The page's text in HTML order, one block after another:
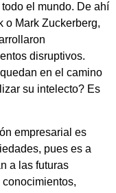
el mundo. De ahí
o Mark Zuckerberg,
disruptivos.
en el camino
su intelecto? Es
empresarial es
pues es a
a las futuras